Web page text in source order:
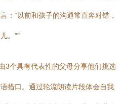
：“以前和孩子的沟通常直奔对错，
。”"
3个具有代表性的父母分享他们挑选
措口。通过轮流朗读片段体会自我